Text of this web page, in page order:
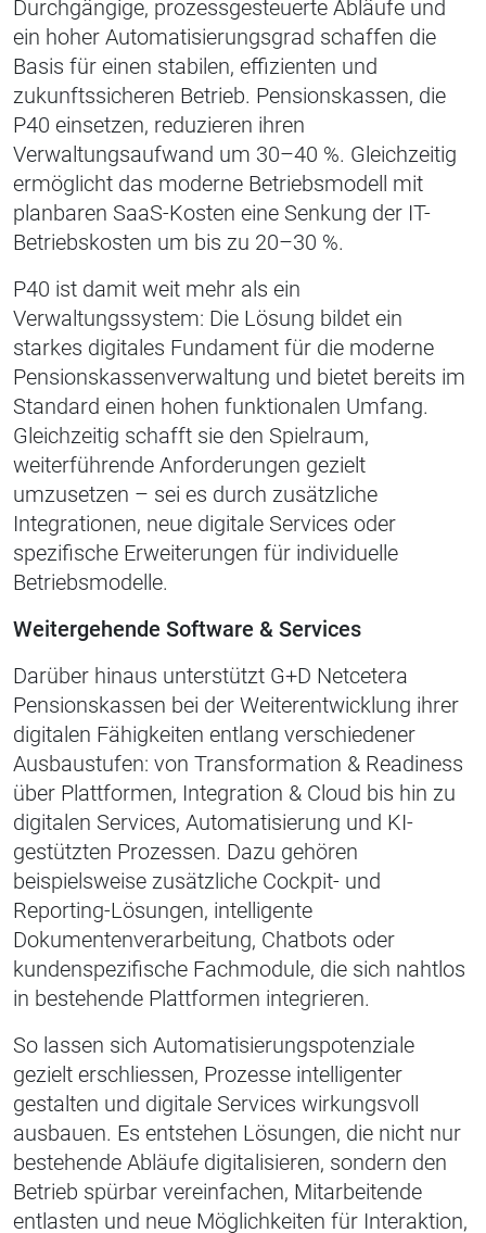
Durchgängige, prozessgesteuerte Abläufe und
ein hoher Automatisierungsgrad schaffen die
Basis für einen stabilen, effizienten und
zukunftssicheren Betrieb. Pensionskassen, die
P40 einsetzen, reduzieren ihren
Verwaltungsaufwand um 30–40 %. Gleichzeitig
ermöglicht das moderne Betriebsmodell mit
planbaren SaaS-Kosten eine Senkung der IT-
Betriebskosten um bis zu 20–30 %.
P40 ist damit weit mehr als ein
Verwaltungssystem: Die Lösung bildet ein
starkes digitales Fundament für die moderne
Pensionskassenverwaltung und bietet bereits im
Standard einen hohen funktionalen Umfang.
Gleichzeitig schafft sie den Spielraum,
weiterführende Anforderungen gezielt
umzusetzen – sei es durch zusätzliche
Integrationen, neue digitale Services oder
spezifische Erweiterungen für individuelle
Betriebsmodelle.
Weitergehende Software & Services
Darüber hinaus unterstützt G+D Netcetera
Pensionskassen bei der Weiterentwicklung ihrer
digitalen Fähigkeiten entlang verschiedener
Ausbaustufen: von Transformation & Readiness
über Plattformen, Integration & Cloud bis hin zu
digitalen Services, Automatisierung und KI-
gestützten Prozessen. Dazu gehören
beispielsweise zusätzliche Cockpit- und
Reporting-Lösungen, intelligente
Dokumentenverarbeitung, Chatbots oder
kundenspezifische Fachmodule, die sich nahtlos
in bestehende Plattformen integrieren.
So lassen sich Automatisierungspotenziale
gezielt erschliessen, Prozesse intelligenter
gestalten und digitale Services wirkungsvoll
ausbauen. Es entstehen Lösungen, die nicht nur
bestehende Abläufe digitalisieren, sondern den
Betrieb spürbar vereinfachen, Mitarbeitende
entlasten und neue Möglichkeiten für Interaktion,